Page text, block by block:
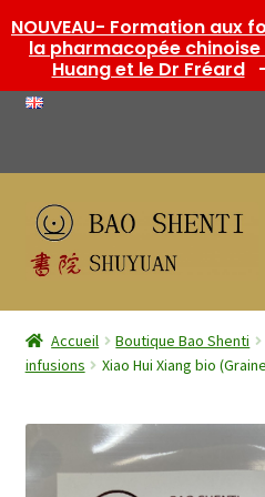
Aller
la
Aller
au
contenu
Boutique Bao Shenti
Formations SHUYUAN
Mon compte
Publications
Accueil Boutique Bao Shenti
infusions
Xiao Hui Xiang bio
NOUVEAU- Formation aux
la pharmacopée
Huang et le Dr Fréard